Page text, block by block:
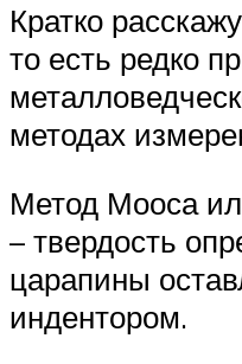
Кратко
то есть редко
методах
Метод Мооса
– твердость
царапины
индентором.